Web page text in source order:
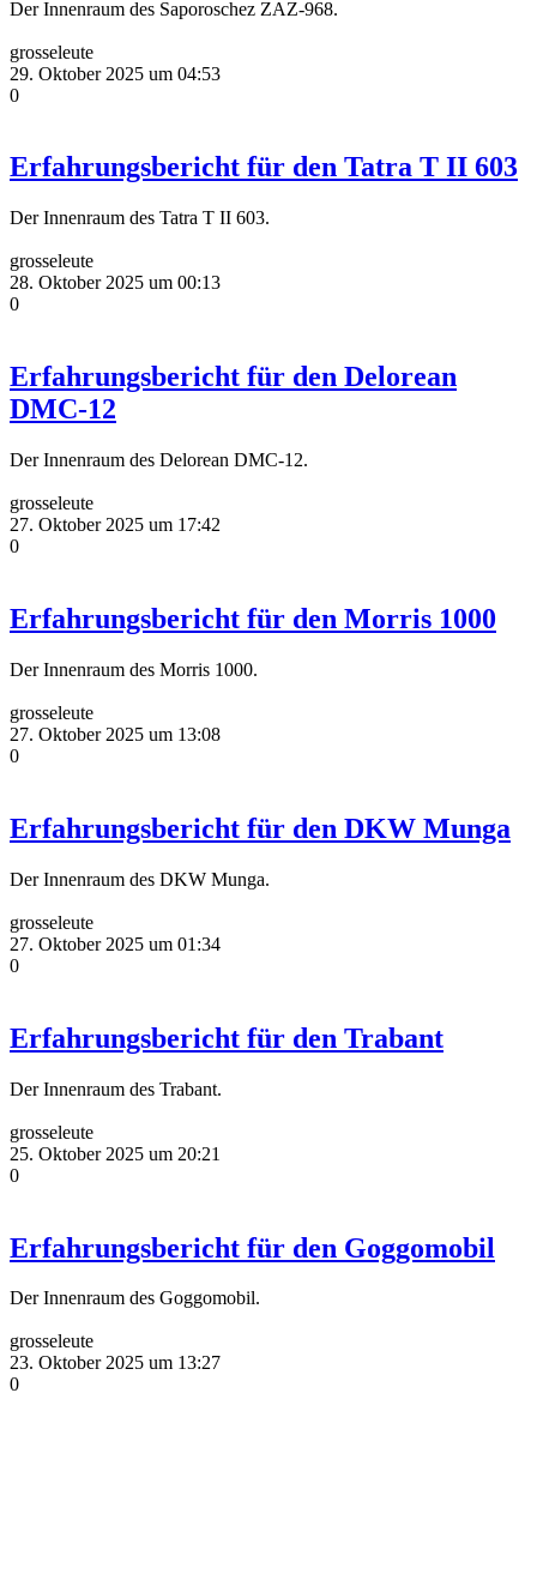
Der Innenraum des Saporoschez ZAZ-968.
grosseleute
29. Oktober 2025 um 04:53
0
Erfahrungsbericht für den Tatra T II 603
Der Innenraum des Tatra T II 603.
grosseleute
28. Oktober 2025 um 00:13
0
Erfahrungsbericht für den Delorean
DMC-12
Der Innenraum des Delorean DMC-12.
grosseleute
27. Oktober 2025 um 17:42
0
Erfahrungsbericht für den Morris 1000
Der Innenraum des Morris 1000.
grosseleute
27. Oktober 2025 um 13:08
0
Erfahrungsbericht für den DKW Munga
Der Innenraum des DKW Munga.
grosseleute
27. Oktober 2025 um 01:34
0
Erfahrungsbericht für den Trabant
Der Innenraum des Trabant.
grosseleute
25. Oktober 2025 um 20:21
0
Erfahrungsbericht für den Goggomobil
Der Innenraum des Goggomobil.
grosseleute
23. Oktober 2025 um 13:27
0